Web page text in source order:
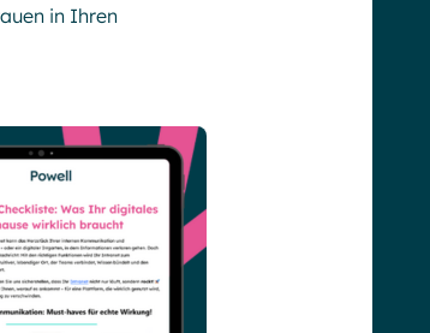
in Ihren